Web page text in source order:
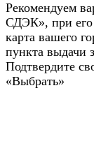
Рекомендуем
СДЭК», при его
карта вашего
пункта выдачи
Подтвердите
«Выбрать»